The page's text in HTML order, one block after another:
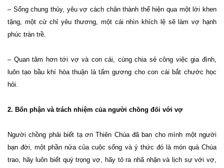
– Sống chung thủy, yêu vợ cách chân thành thể hiện qua một lời khen
tặng, một cử chỉ yêu thương, một cái nhìn khích lệ sẽ làm vợ hạnh
phúc tràn trề.
– Quan tâm hơn tới vợ và con cái, cùng chia sẻ công việc gia đình,
luôn tạo bầu khí hòa thuận là tấm gương cho con cái bắt chước học
hỏi.
2. Bổn phận và trách nhiệm của người chồng đối với vợ
Người chồng phải biết tạ ơn Thiên Chúa đã ban cho mình một người
bạn đời, một phần nửa của cuộc sống và ý thức đó là món quà Chúa
trao, hãy luôn biết quý trọng vợ, hãy tỏ ra nhã nhặn và lịch sự với vợ,